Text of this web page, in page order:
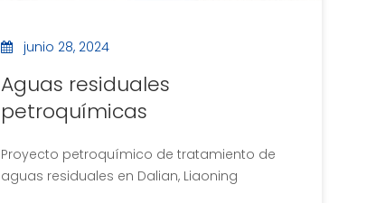
junio 28, 2024
Aguas residuales
petroquímicas
Proyecto petroquímico de tratamiento de
aguas residuales en Dalian, Liaoning